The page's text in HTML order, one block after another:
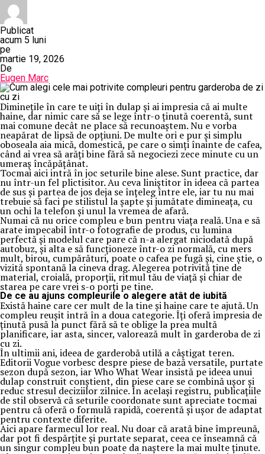
Publicat
acum 5 luni
pe
martie 19, 2026
De
Eugen Marc
Diminețile în care te uiți în dulap și ai impresia că ai multe
haine, dar nimic care să se lege într-o ținută coerentă, sunt
mai comune decât ne place să recunoaștem. Nu e vorba
neapărat de lipsă de opțiuni. De multe ori e pur și simplu
oboseala aia mică, domestică, pe care o simți înainte de cafea,
când ai vrea să arăți bine fără să negociezi zece minute cu un
umeraș încăpățânat.
Tocmai aici intră în joc seturile bine alese. Sunt practice, dar
nu într-un fel plictisitor. Au ceva liniștitor în ideea că partea
de sus și partea de jos deja se înțeleg între ele, iar tu nu mai
trebuie să faci pe stilistul la șapte și jumătate dimineața, cu
un ochi la telefon și unul la vremea de afară.
Numai că nu orice compleu e bun pentru viața reală. Una e să
arate impecabil într-o fotografie de produs, cu lumina
perfectă și modelul care pare că n-a alergat niciodată după
autobuz, și alta e să funcționeze într-o zi normală, cu mers
mult, birou, cumpărături, poate o cafea pe fugă și, cine știe, o
vizită spontană la cineva drag. Alegerea potrivită ține de
material, croială, proporții, ritmul tău de viață și chiar de
starea pe care vrei s-o porți pe tine.
De ce au ajuns compleurile o alegere atât de iubită
Există haine care cer mult de la tine și haine care te ajută. Un
compleu reușit intră în a doua categorie. Îți oferă impresia de
ținută pusă la punct fără să te oblige la prea multă
planificare, iar asta, sincer, valorează mult în garderoba de zi
cu zi.
În ultimii ani, ideea de garderobă utilă a câștigat teren.
Editorii Vogue vorbesc despre piese de bază versatile, purtate
sezon după sezon, iar Who What Wear insistă pe ideea unui
dulap construit conștient, din piese care se combină ușor și
reduc stresul deciziilor zilnice. În același registru, publicațiile
de stil observă că seturile coordonate sunt apreciate tocmai
pentru că oferă o formulă rapidă, coerentă și ușor de adaptat
pentru contexte diferite.
Aici apare farmecul lor real. Nu doar că arată bine împreună,
dar pot fi despărțite și purtate separat, ceea ce înseamnă că
un singur compleu bun poate da naștere la mai multe ținute.